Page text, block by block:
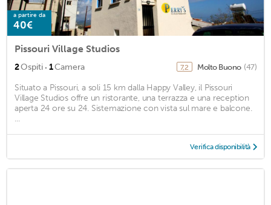
a partire da
40€
Pissouri Village Studios
2Ospiti · 1Camera 7,2 Molto Buono (47)
Situato a Pissouri, a soli 15 km dalla Happy Valley, il Pissouri
Village Studios offre un ristorante, una terrazza e una reception
aperta 24 ore su 24. Sistemazione con vista sul mare e balcone.
...
Verifica disponibilità